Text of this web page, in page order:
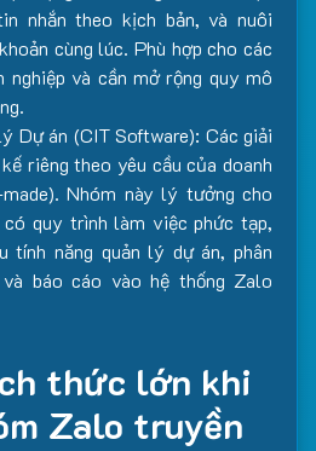
nhắn theo kịch bản, và nuôi
cùng lúc. Phù hợp cho các
nghiệp và cần mở rộng quy mô
Dự án (CIT Software): Các giải
riêng theo yêu cầu của doanh
Nhóm này lý tưởng cho
quy trình làm việc phức tạp,
tính năng quản lý dự án, phân
báo cáo vào hệ thống Zalo
thức lớn khi
Zalo truyền